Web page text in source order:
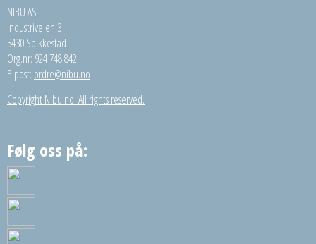
NIBU AS
Industriveien 3
3430 Spikkestad
Org.nr: 924 748 842
E-post: ordre@nibu.no
Copyright Nibu.no. All rights reserved.
Følg oss på: